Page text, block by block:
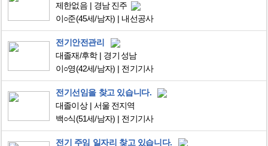
제한없음
경남 진주
이○준(45세/남자) 내선공사
전기안전관리
대졸재/후학
경기 성남
이○영(42세/남자) 전기기사
전기선임을 찾고 있습니다.
대졸이상
서울 전지역
백○식(51세/남자) 전기기사
전기 주임 일자리 찾고 있습니다.